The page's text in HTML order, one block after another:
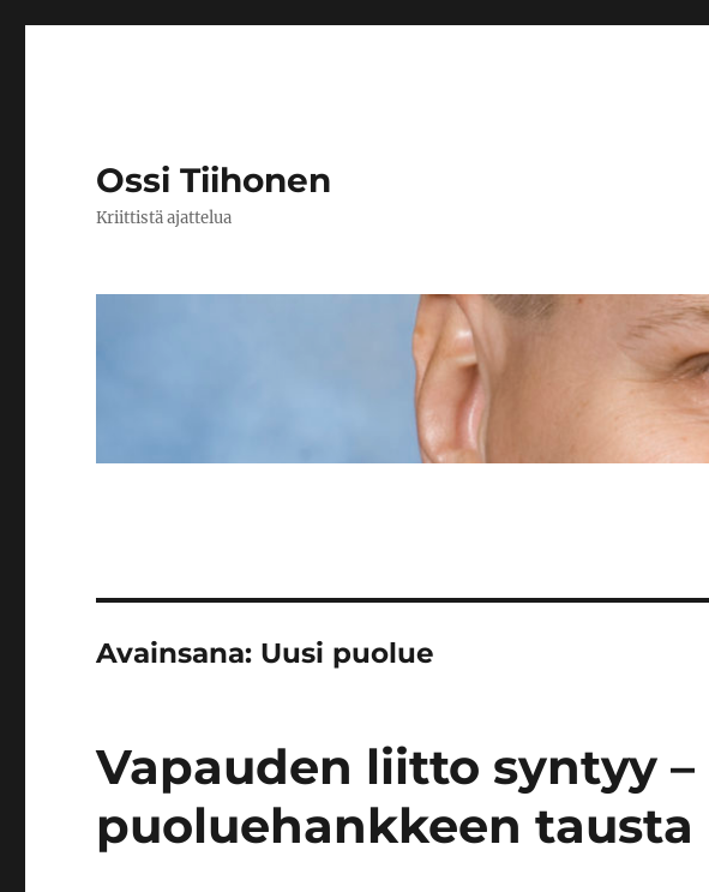
Ossi Tiihonen
Kriittistä ajattelua
Avainsana: Uusi puolue
Vapauden liitto syntyy –
puoluehankkeen tausta